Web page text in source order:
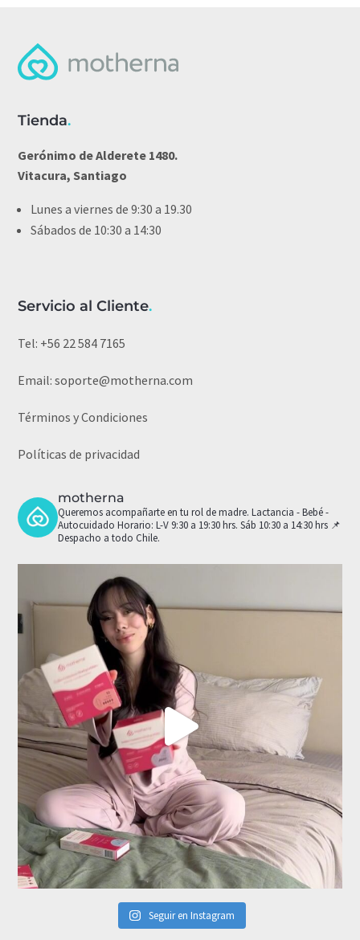
Tienda.
Gerónimo de Alderete 1480.
Vitacura, Santiago
Lunes a viernes de 9:30 a 19.30
Sábados de 10:30 a 14:30
Servicio al Cliente.
Tel: +56 22 584 7165
Email:soporte@motherna.com
Términos y Condiciones
Políticas de privacidad
motherna
Queremos acompañarte en tu rol de madre. Lactancia - Bebé -
Autocuidado Horario: L-V 9:30 a 19:30 hrs. Sáb 10:30 a 14:30 hrs 📌
Despacho a todo Chile.
Seguir en Instagram